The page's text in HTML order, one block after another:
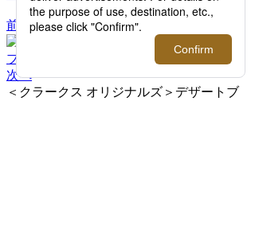
前へ
次へ
＜クラークス オリジナルズ＞デザートブ